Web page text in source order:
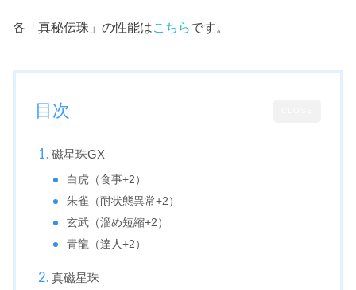
各「真秘伝珠」の性能はこちらです。
目次
磁星珠GX
白虎（食事+2）
朱雀（耐状態異常+2）
玄武（溜め短縮+2）
青龍（達人+2）
真磁星珠